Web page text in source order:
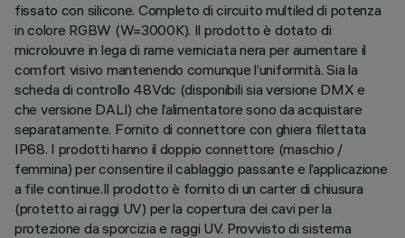
fissato con silicone. Completo di circuito multiled di potenza
in colore RGBW (W=3000K). Il prodotto è dotato di
microlouvre in lega di rame verniciata nera per aumentare il
comfort visivo mantenendo comunque l’uniformità. Sia la
scheda di controllo 48Vdc (disponibili sia versione DMX e
che versione DALI) che l’alimentatore sono da acquistare
separatamente. Fornito di connettore con ghiera filettata
IP68. I prodotti hanno il doppio connettore (maschio /
femmina) per consentire il cablaggio passante e l’applicazione
a file continue.Il prodotto è fornito di un carter di chiusura
(protetto ai raggi UV) per la copertura dei cavi per la
protezione da sporcizia e raggi UV. Provvisto di sistema